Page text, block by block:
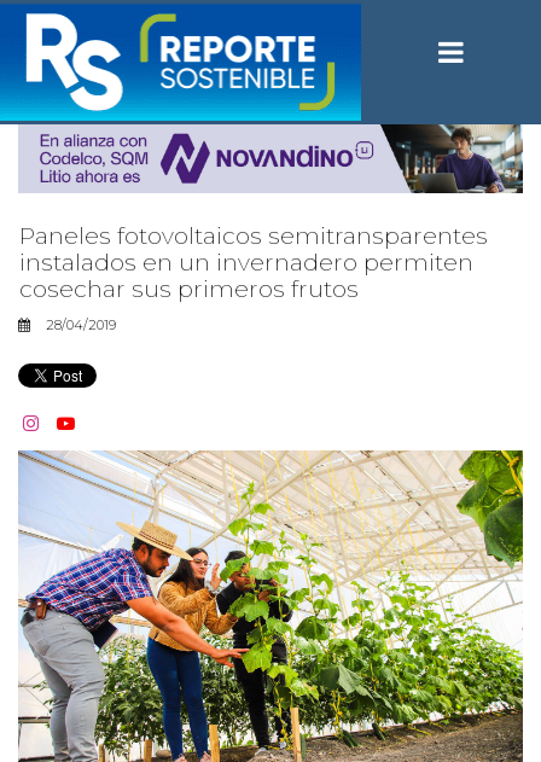
Paneles fotovoltaicos semitransparentes
instalados en un invernadero permiten
cosechar sus primeros frutos
28/04/2019
 